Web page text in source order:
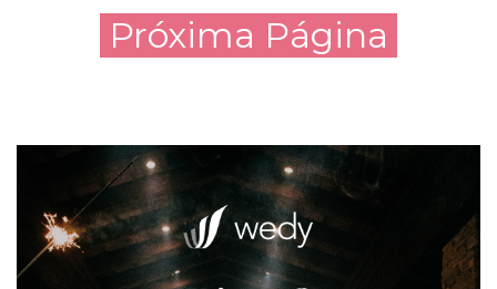
Próxima Página